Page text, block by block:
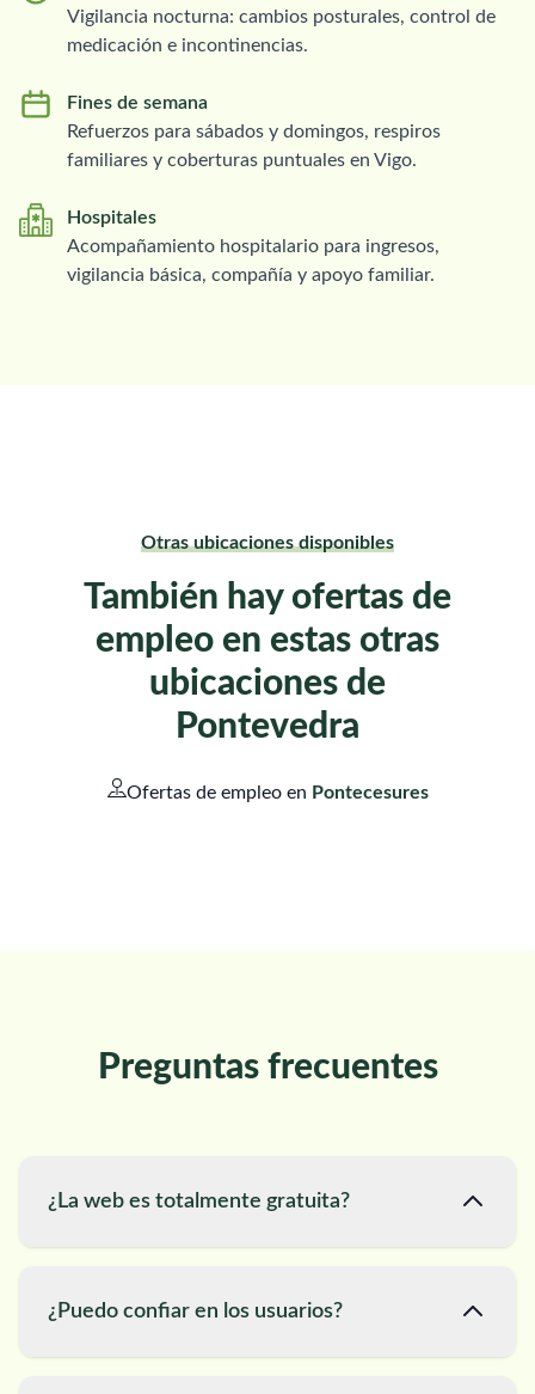
Vigilancia nocturna: cambios posturales, control de
medicación e incontinencias.
Fines de semana
Refuerzos para sábados y domingos, respiros
familiares y coberturas puntuales en Vigo.
Hospitales
Acompañamiento hospitalario para ingresos,
vigilancia básica, compañía y apoyo familiar.
Otras ubicaciones disponibles
También hay ofertas de
empleo en estas otras
ubicaciones de
Pontevedra
Ofertas de empleo en Pontecesures
Preguntas frecuentes
¿La web es totalmente gratuita?
¿Puedo confiar en los usuarios?